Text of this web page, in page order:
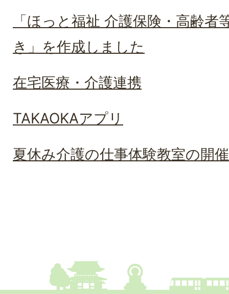
「ほっと福祉 介護保険・高齢
き」を作成しました
在宅医療・介護連携
TAKAOKAアプリ
夏休み介護の仕事体験教室の開